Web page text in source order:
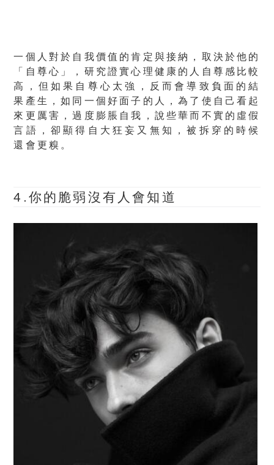
一個人對於自我價值的肯定與接納，取決於他的
「自尊心」，研究證實心理健康的人自尊感比較
高，但如果 自尊心 太強，反而會導致負面的結
果產生，如同一個好面子的人，為了使自己看起
來更厲害，過度膨脹自我
，說些華而不實的虛假
言語，卻顯得自大狂妄又無知
，被拆穿的時候
還會更糗。
4.你的脆弱沒有人會知道